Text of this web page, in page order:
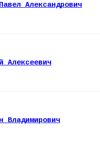
Александрович
Алексеевич
Владимирович